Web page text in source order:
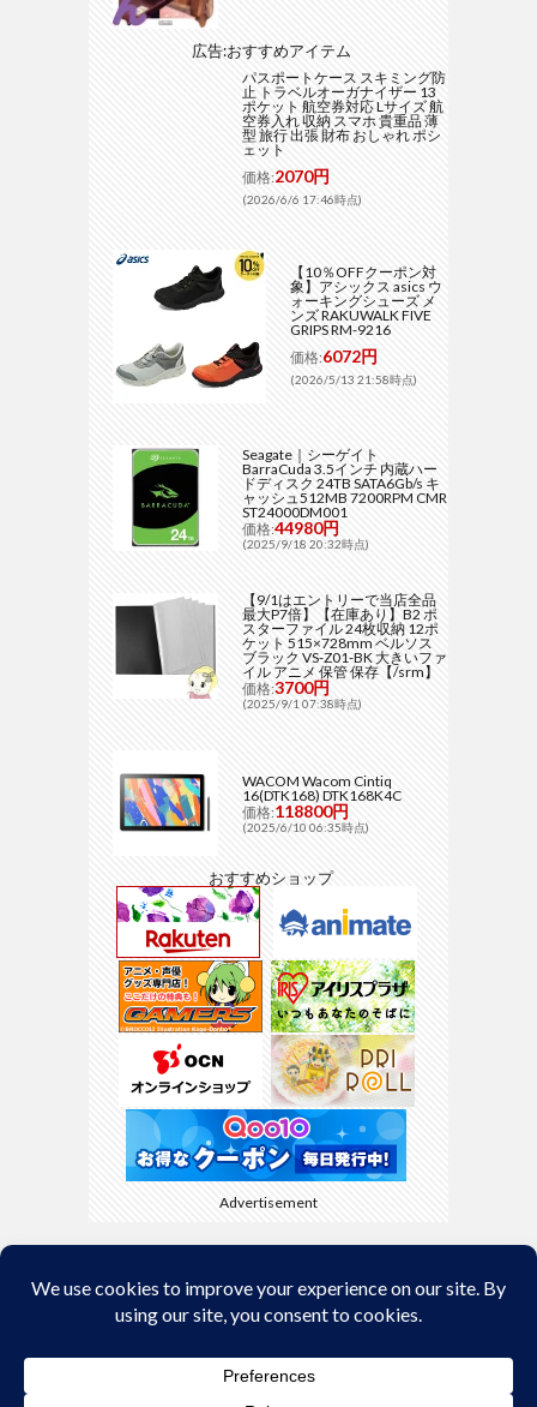
広告:おすすめアイテム
パスポートケース スキミング防
止 トラベルオーガナイザー 13
ポケット 航空券対応 Lサイズ 航
空券入れ 収納 スマホ 貴重品 薄
型 旅行 出張 財布 おしゃれ ポシ
ェット
価格:2070円
(2026/6/6 17:46時点)
【10％OFFクーポン対
象】アシックス asics ウ
ォーキングシューズ メ
ンズ RAKUWALK FIVE
GRIPS RM-9216
価格:6072円
(2026/5/13 21:58時点)
Seagate｜シーゲイト
BarraCuda 3.5インチ 内蔵ハー
ドディスク 24TB SATA6Gb/s キ
ャッシュ512MB 7200RPM CMR
ST24000DM001
価格:44980円
(2025/9/18 20:32時点)
【9/1はエントリーで当店全品
最大P7倍】【在庫あり】B2 ポ
スターファイル 24枚収納 12ポ
ケット 515×728mm ベルソス
ブラック VS-Z01-BK 大きいファ
イル アニメ 保管 保存【/srm】
価格:3700円
(2025/9/1 07:38時点)
WACOM Wacom Cintiq
16(DTK168) DTK168K4C
価格:118800円
(2025/6/10 06:35時点)
おすすめショップ
Advertisement
Back to Top